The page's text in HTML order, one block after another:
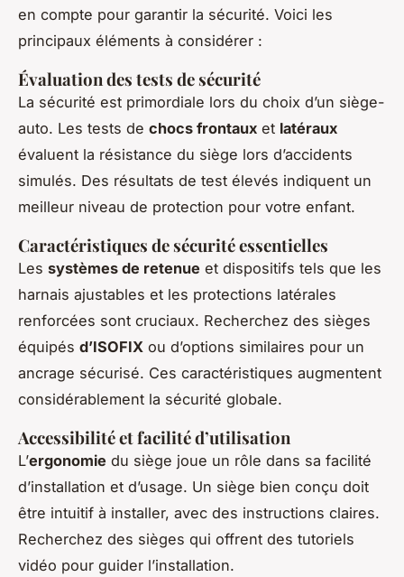
en compte pour garantir la sécurité. Voici les
principaux éléments à considérer :
Évaluation des tests de sécurité
La sécurité est primordiale lors du choix d’un siège-
auto. Les tests de chocs frontaux et latéraux
évaluent la résistance du siège lors d’accidents
simulés. Des résultats de test élevés indiquent un
meilleur niveau de protection pour votre enfant.
Caractéristiques de sécurité essentielles
Les systèmes de retenue et dispositifs tels que les
harnais ajustables et les protections latérales
renforcées sont cruciaux. Recherchez des sièges
équipés d’ISOFIX ou d’options similaires pour un
ancrage sécurisé. Ces caractéristiques augmentent
considérablement la sécurité globale.
Accessibilité et facilité d’utilisation
L’ergonomie du siège joue un rôle dans sa facilité
d’installation et d’usage. Un siège bien conçu doit
être intuitif à installer, avec des instructions claires.
Recherchez des sièges qui offrent des tutoriels
vidéo pour guider l’installation.